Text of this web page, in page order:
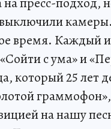
время. Каждый
с ума» и
который 25 лет
на нашу